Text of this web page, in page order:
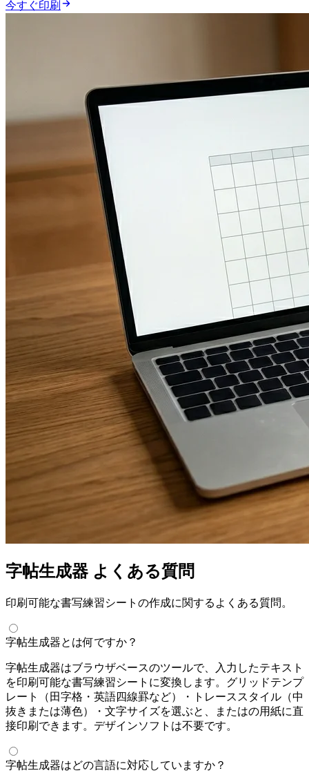
今すぐ印刷
字帖生成器 よくある質問
印刷可能な書写練習シートの作成に関するよくある質問。
字帖生成器とは何ですか？
字帖生成器はブラウザベースのツールで、入力したテキスト
を印刷可能な書写練習シートに変換します。グリッドテンプ
レート（田字格・英語四線罫など）・トレーススタイル（中
抜きまたは薄色）・文字サイズを選ぶと、A4またはLetterの用紙に直
接印刷できます。デザインソフトは不要です。
字帖生成器はどの言語に対応していますか？